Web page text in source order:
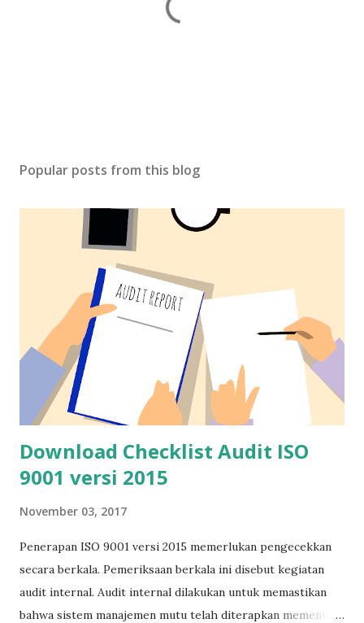
s
Popular posts from this blog
Download Checklist Audit ISO
9001 versi 2015
November 03, 2017
Penerapan ISO 9001 versi 2015 memerlukan pengecekkan
secara berkala. Pemeriksaan berkala ini disebut kegiatan
audit internal. Audit internal dilakukan untuk memastikan
bahwa sistem manajemen mutu telah diterapkan memenuhi